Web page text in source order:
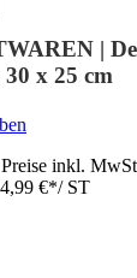
|
x 25 cm
inkl.
€*/ ST